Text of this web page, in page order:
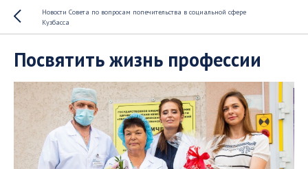
Новости Совета по вопросам попечительства в социальной сфере
Кузбасса
Посвятить жизнь профессии